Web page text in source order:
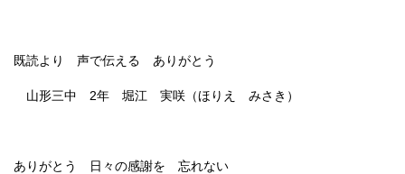
既読より 声で伝える ありがとう
山形三中 2年 堀江 実咲（ほりえ みさき）
ありがとう 日々の感謝を 忘れない